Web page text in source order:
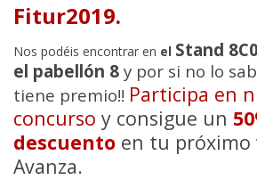
Fitur2019.
Nos podéis encontrar en el Stand
el pabellón 8 y por si no lo
tiene premio!! Participa en
concurso y consigue un
descuento en tu próximo
Avanza.